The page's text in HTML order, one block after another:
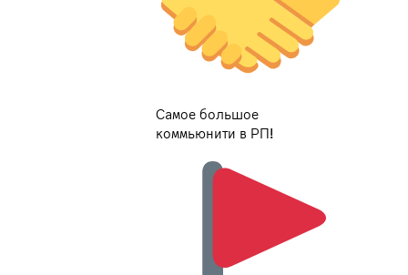
Самое большое
коммьюнити в РП!